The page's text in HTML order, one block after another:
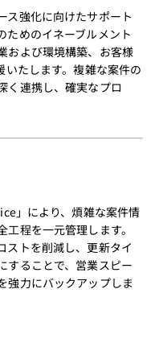
ス強化に向けたサポート
ためのイネーブルメント
および環境構築、お客様
いたします。複雑な案件の
く連携し、確実なプロ
」により、煩雑な案件情
程を一元管理します。
ストを削減し、更新タイ
することで、営業スピー
強力にバックアップしま